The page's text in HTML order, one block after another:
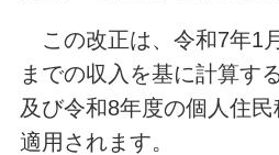
この改正は、令和7年1
までの収入を基に計算す
及び令和8年度の個人住
適用されます。